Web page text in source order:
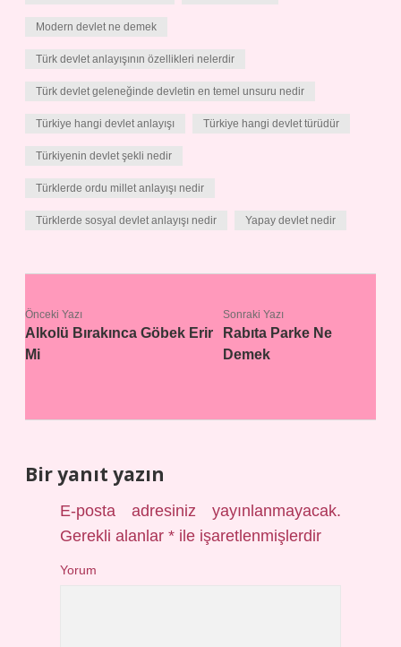
Modern devlet ne demek
Türk devlet anlayışının özellikleri nelerdir
Türk devlet geleneğinde devletin en temel unsuru nedir
Türkiye hangi devlet anlayışı Türkiye hangi devlet türüdür
Türkiyenin devlet şekli nedir
Türklerde ordu millet anlayışı nedir
Türklerde sosyal devlet anlayışı nedir Yapay devlet nedir
Önceki Yazı
Alkolü Bırakınca Göbek Erir
Mi
Sonraki Yazı
Rabıta Parke Ne
Demek
Bir yanıt yazın
E-posta adresiniz yayınlanmayacak.
Gerekli alanlar* ile işaretlenmişlerdir
Yorum